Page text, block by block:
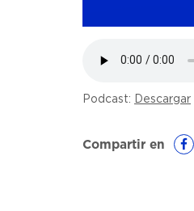
Podcast: Descargar
Compartir en